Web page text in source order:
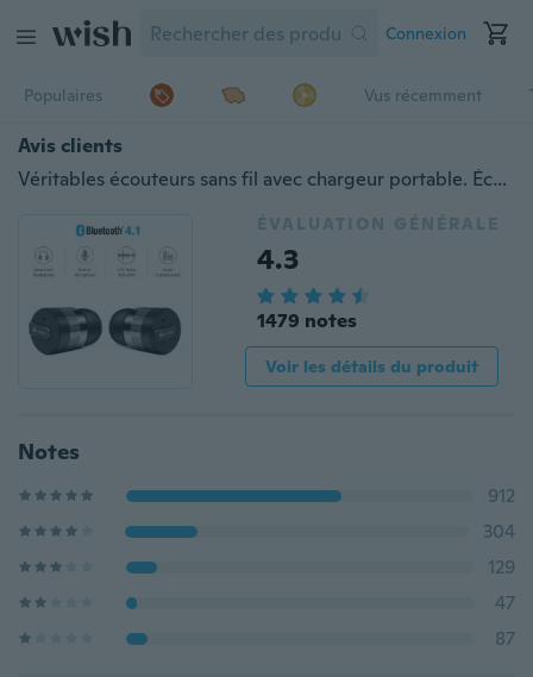
Connexion
Populaires Vus récemment
Avis clients
Véritables écouteurs sans fil avec chargeur portable. Écouteurs Bluetooth A-TION® Les plus petits mini-écouteurs mains libres sans fil Casque avec micro et réduction du bruit
ÉVALUATION GÉNÉRALE
4.3
1479 notes
Voir les détails du produit
Notes
912
304
129
47
87